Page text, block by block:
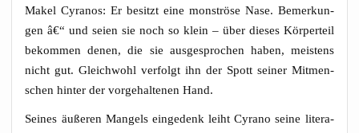
Makel Cyra­nos: Er besitzt eine mons­trö­se Nase. Bemer­kun­
gen â€“ und sei­en sie noch so klein – über die­ses Kör­per­teil
bekom­men denen, die sie aus­ge­spro­chen haben, meis­tens
nicht gut. Gleich­wohl ver­folgt ihn der Spott sei­ner Mit­men­
schen hin­ter der vor­ge­hal­te­nen Hand.
Sei­nes äuße­ren Man­gels ein­ge­denk leiht Cyra­no sei­ne lite­ra­